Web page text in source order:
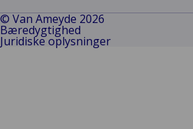
to
YouTube
to
Vimeo
to
LinkedIn
© Van Ameyde 2026
Bæredygtighed
Juridiske oplysninger